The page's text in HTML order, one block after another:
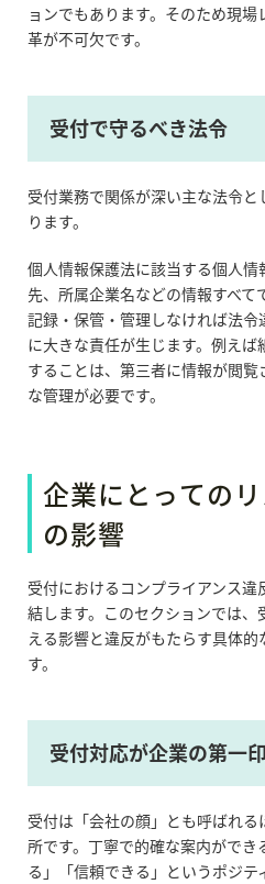
ョンでもあります。そのため現
革が不可欠です。
受付で守るべき法令
受付業務で関係が深い主な法令
ります。
個人情報保護法に該当する個人
先、所属企業名などの情報すべて
記録・保管・管理しなければ法
に大きな責任が生じます。例え
することは、第三者に情報が閲
な管理が必要です。
企業にとっての
の影響
受付におけるコンプライアンス
結します。このセクションでは
える影響と違反がもたらす具体
す。
受付対応が企業の第一
受付は「会社の顔」とも呼ばれ
所です。丁寧で的確な案内ができ
る」「信頼できる」というポジ